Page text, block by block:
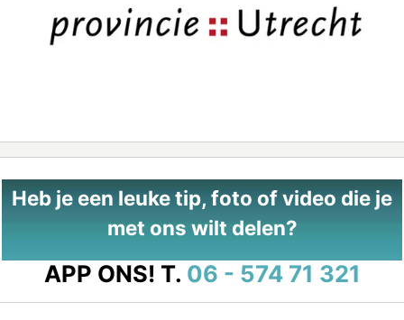
Heb je een leuke tip, foto of video die je
met ons wilt delen?
APP ONS! T. 06 - 574 71 321